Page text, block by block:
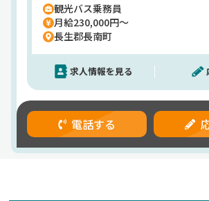
だけます！入社後は、専任の教育担当
研修を経て、大型二種免許を【会社負
能。ドライバー経験ゼロの方も、プロ
て着実に成長していける環境があり
待遇もバッチリ。月給23万円以上に加
当・賞与（年2回）あり。2024年度
563万円と、高水準の安定収入を実現
離・深夜運行などに応じた手当も充実
め、頑張りがしっかり収入に反映され
社宅制度も完備。月々2万円の自己負
観光バス乗務員
月給230,000円～
長生郡長南町
求人情報を見る
電話する